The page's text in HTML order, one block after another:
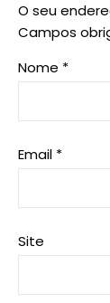
O seu
Campos
Nome *
Email *
Site